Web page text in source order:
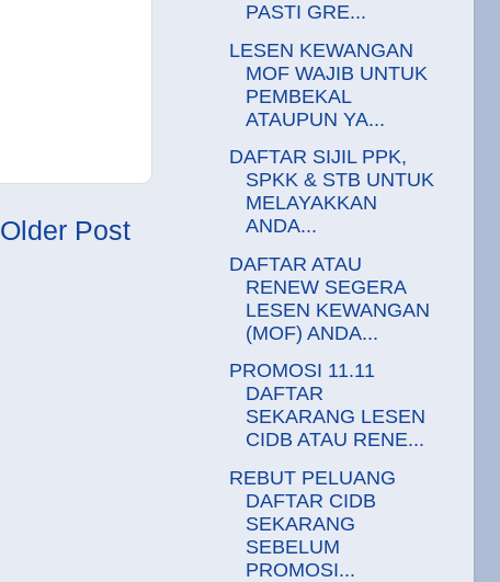
Older Post
PASTI GRE...
LESEN KEWANGAN
MOF WAJIB UNTUK
PEMBEKAL
ATAUPUN YA...
DAFTAR SIJIL PPK,
SPKK & STB UNTUK
MELAYAKKAN
ANDA...
DAFTAR ATAU
RENEW SEGERA
LESEN KEWANGAN
(MOF) ANDA...
PROMOSI 11.11
DAFTAR
SEKARANG LESEN
CIDB ATAU RENE...
REBUT PELUANG
DAFTAR CIDB
SEKARANG
SEBELUM
PROMOSI...